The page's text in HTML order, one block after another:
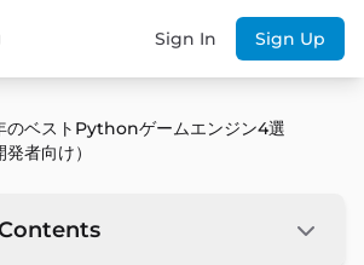
Sign In Sign Up
のベストPythonゲームエンジン4選
者向け）